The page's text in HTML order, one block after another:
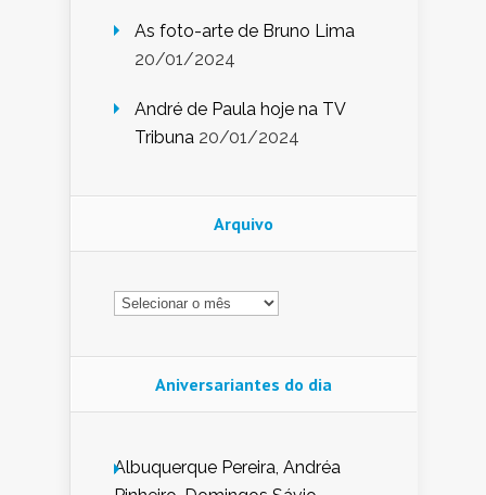
As foto-arte de Bruno Lima
20/01/2024
André de Paula hoje na TV
Tribuna 20/01/2024
Arquivo
Arquivo
Aniversariantes do dia
Albuquerque Pereira, Andréa